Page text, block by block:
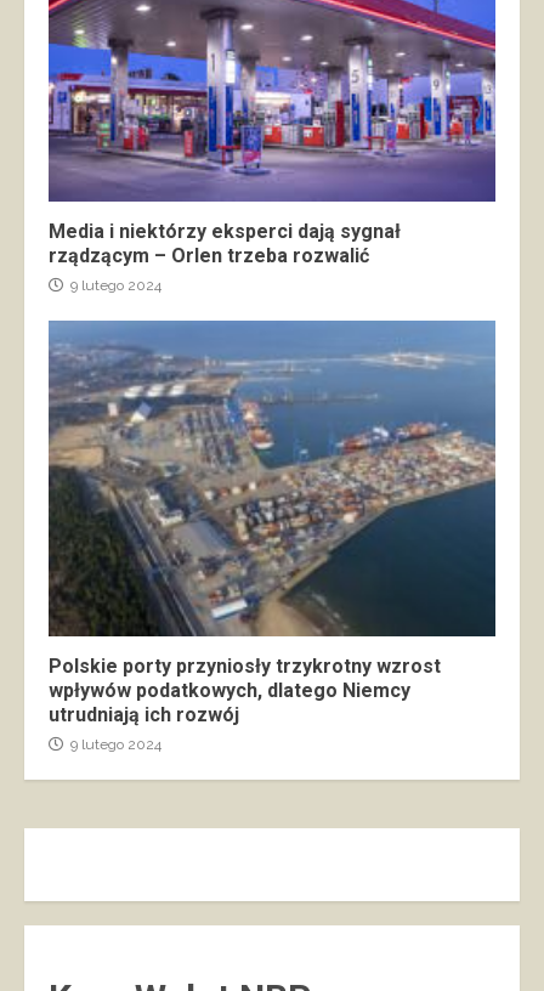
Media i niektórzy eksperci dają sygnał
rządzącym – Orlen trzeba rozwalić
9 lutego 2024
Polskie porty przyniosły trzykrotny wzrost
wpływów podatkowych, dlatego Niemcy
utrudniają ich rozwój
9 lutego 2024